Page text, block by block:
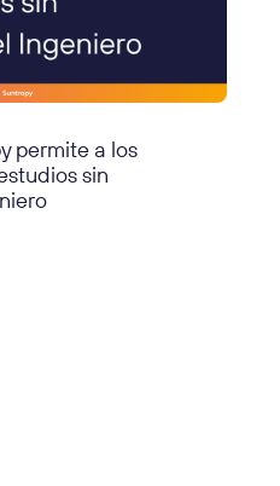
permite a los
sin